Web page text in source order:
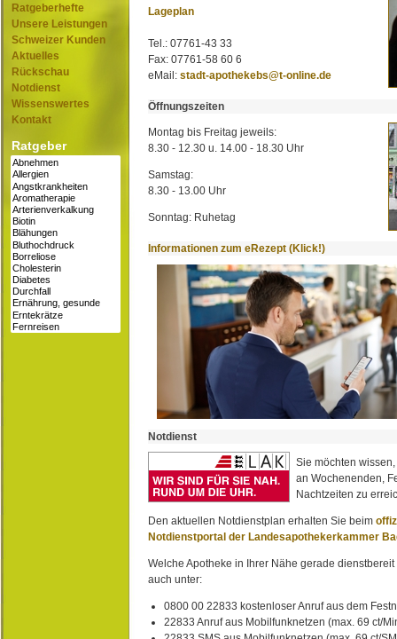
Ratgeberhefte
Unsere Leistungen
Schweizer Kunden
Aktuelles
Rückschau
Notdienst
Wissenswertes
Kontakt
Ratgeber
Lageplan
Tel.: 07761-43 33
Fax: 07761-58 60 6
eMail: stadt-apothekebs@t-online.de
Öffnungszeiten
Montag bis Freitag jeweils:
8.30 - 12.30 u. 14.00 - 18.30 Uhr
Samstag:
8.30 - 13.00 Uhr
Sonntag: Ruhetag
Informationen zum eRezept (Klick!)
Notdienst
Sie möchten
an Wochenenden,
Nachtzeiten zu
Den aktuellen Notdienstplan erhalten Sie beim
Notdienstportal der Landesapothekerkammer
Welche Apotheke in Ihrer Nähe gerade
auch unter:
0800 00 22833 kostenloser Anruf aus dem
22833 Anruf aus Mobilfunknetzen (max. 69 ct/